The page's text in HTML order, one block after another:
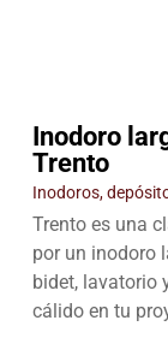
Inodoro
Trento
Inodoros,
Trento es una
por un inodoro
bidet, lavatorio
cálido en tu